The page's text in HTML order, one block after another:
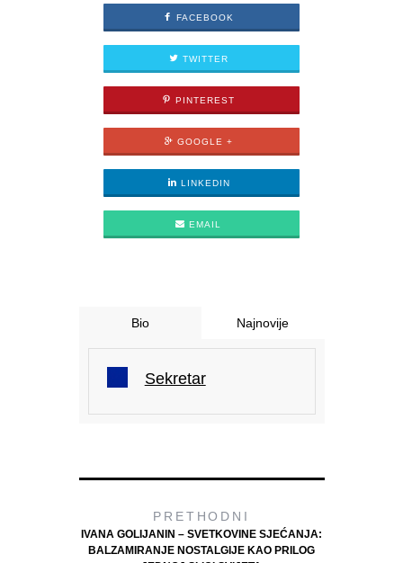
FACEBOOK
TWITTER
PINTEREST
GOOGLE +
LINKEDIN
EMAIL
Bio Najnovije
Sekretar
PRETHODNI
IVANA GOLIJANIN – SVETKOVINE SJEĆANJA:
BALZAMIRANJE NOSTALGIJE KAO PRILOG